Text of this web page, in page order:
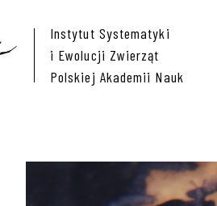
Instytut Systematyki
i Ewolucji Zwierząt
Polskiej Akademii Nauk